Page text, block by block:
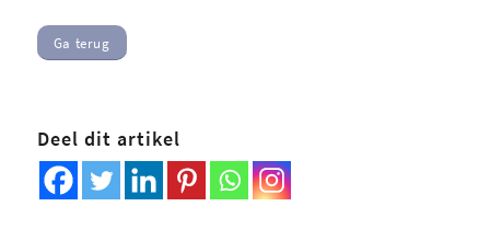
Ga terug
Deel dit artikel